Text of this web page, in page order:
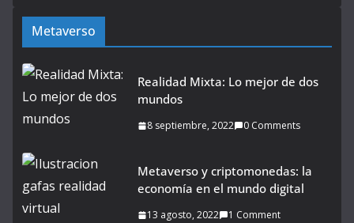
Metaverso
Realidad Mixta: Lo mejor de dos
mundos
8 septiembre, 2022 0 Comments
Metaverso y criptomonedas: la
economía en el mundo digital
13 agosto, 2022 1 Comment